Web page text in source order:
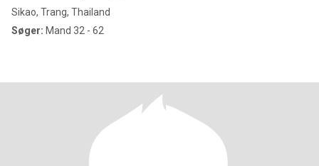
Sikao, Trang, Thailand
Søger: Mand 32 - 62